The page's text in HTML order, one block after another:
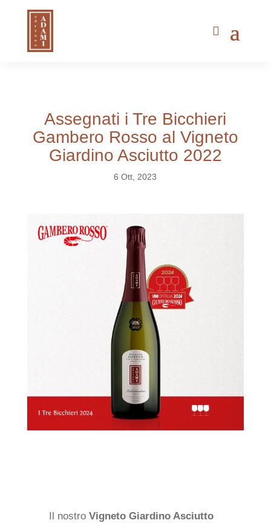
Assegnati i Tre Bicchieri
Gambero Rosso al Vigneto
Giardino Asciutto 2022
6 Ott, 2023
Il nostro Vigneto Giardino Asciutto